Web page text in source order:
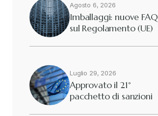
Diritto tributario internazionale
Dogane
Eutekne
Agosto 6, 2026
Imballaggi: nuove FAQ
sul Regolamento (UE)
Luglio 29, 2026
Approvato il 21°
pacchetto di sanzioni